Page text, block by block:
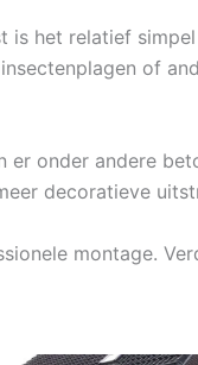
is het relatief
of
er onder andere
decoratieve
montage.